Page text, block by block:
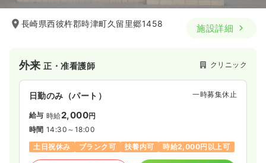
長崎県西彼杵郡時津町久留里郷1458 施設詳細
外来正・准看護師 クリニック
日勤のみ（パート） 一時募集休止
給与 時給2,000円
時間 14:30～18:00
土日祝休み
ブランク可 扶養内可 時給2,000円以上可